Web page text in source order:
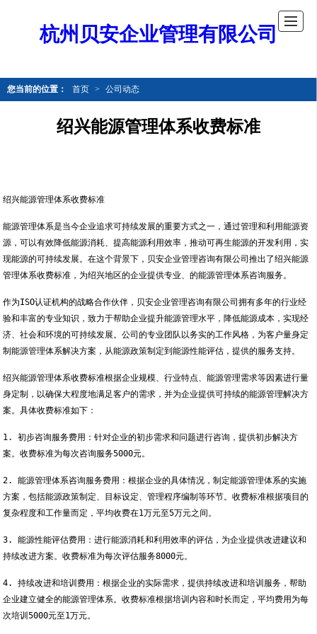
杭州贝安企业管理有限公司
您当前的位置： 首页 > 公司动态
绍兴能源管理体系收费标准
绍兴能源管理体系收费标准
能源管理体系是当今企业追求可持续发展的重要方式之一，通过管理和利用能源资
源，可以有效降低能源消耗、提高能源利用效率，推动可再生能源的开发利用，实
现能源的可持续发展。在这个背景下，贝安企业管理咨询有限公司推出了绍兴能源
管理体系收费标准，为绍兴地区的企业提供专业、的能源管理体系咨询服务。
作为ISO认证机构的战略合作伙伴，贝安企业管理咨询有限公司拥有多年的行业经
验和丰富的专业知识，致力于帮助企业提升能源管理水平，降低能源成本，实现经
济、社会和环境的可持续发展。公司的专业团队以务实的工作风格，为客户量身定
制能源管理体系解决方案，从能源政策制定到能源性能评估，提供的服务支持。
绍兴能源管理体系收费标准根据企业规模、行业特点、能源管理需求等因素进行量
身定制，以确保大程度地满足客户的需求，并为企业提供可持续的能源管理解决方
案。具体收费标准如下：
1. 初步咨询服务费用：针对企业的初步需求和问题进行咨询，提供初步解决方
案。收费标准为每次咨询服务5000元。
2. 能源管理体系咨询服务费用：根据企业的具体情况，制定能源管理体系的实施
方案，包括能源政策制定、目标设定、管理程序编制等环节。收费标准根据项目的
复杂程度和工作量而定，平均收费在1万元至5万元之间。
3. 能源性能评估费用：进行能源消耗和利用效率的评估，为企业提供改进建议和
持续改进方案。收费标准为每次评估服务8000元。
4. 持续改进和培训费用：根据企业的实际需求，提供持续改进和培训服务，帮助
企业建立健全的能源管理体系。收费标准根据培训内容和时长而定，平均费用为每
次培训5000元至1万元。